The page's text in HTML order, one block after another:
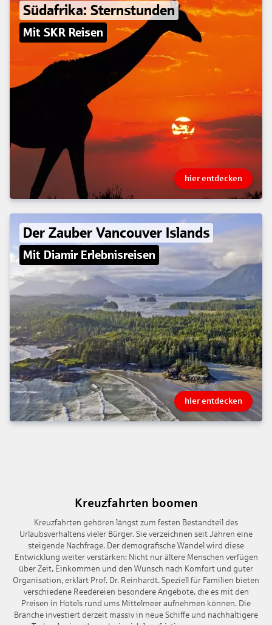
Südafrika: Sternstunden
Mit SKR Reisen
hier entdecken
Der Zauber Vancouver Islands
Mit Diamir Erlebnisreisen
hier entdecken
Kreuzfahrten boomen
Kreuzfahrten gehören längst zum festen Bestandteil des
Urlaubsverhaltens vieler Bürger. Sie verzeichnen seit Jahren eine
steigende Nachfrage. Der demografische Wandel wird diese
Entwicklung weiter verstärken: Nicht nur ältere Menschen verfügen
über Zeit, Einkommen und den Wunsch nach Komfort und guter
Organisation, erklärt Prof. Dr. Reinhardt. Speziell für Familien bieten
verschiedene Reedereien besondere Angebote, die es mit den
Preisen in Hotels rund ums Mittelmeer aufnehmen können. Die
Branche investiert derzeit massiv in neue Schiffe und nachhaltigere